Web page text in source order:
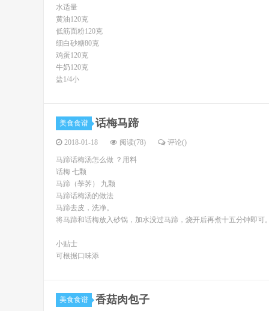
水适量
黄油120克
低筋面粉120克
细白砂糖80克
鸡蛋120克
牛奶120克
盐1/4小
美食食谱 话梅马蹄
2018-01-18 阅读(78) 评论()
马蹄话梅汤怎么做 ？用料
话梅 七颗
马蹄（荸荠） 九颗
马蹄话梅汤的做法
马蹄去皮，洗净。
将马蹄和话梅放入砂锅，加水没过马蹄，烧开后再煮十五分钟即可。
小贴士
可根据口味添
美食食谱 香菇肉包子